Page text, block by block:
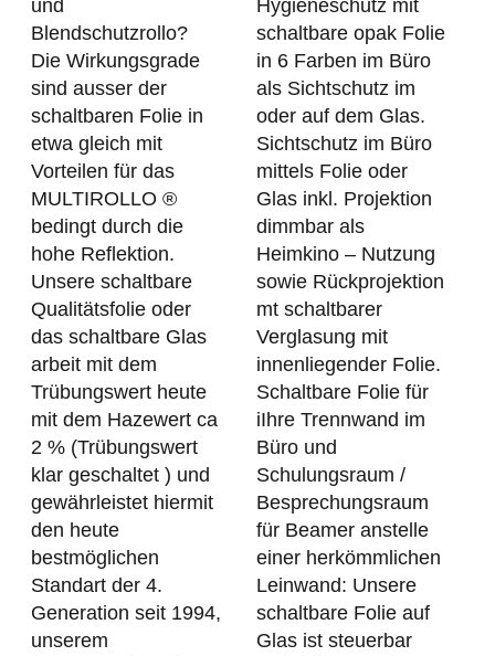
und
Blendschutzrollo?
Die Wirkungsgrade
sind ausser der
schaltbaren Folie in
etwa gleich mit
Vorteilen für das
MULTIROLLO ®
bedingt durch die
hohe Reflektion.
Unsere schaltbare
Qualitätsfolie oder
das schaltbare Glas
arbeit mit dem
Trübungswert heute
mit dem Hazewert ca
2 % (Trübungswert
klar geschaltet ) und
gewährleistet hiermit
den heute
bestmöglichen
Standart der 4.
Generation seit 1994,
unserem
Hygieneschutz mit
schaltbare opak Folie
in 6 Farben im Büro
als Sichtschutz im
oder auf dem Glas.
Sichtschutz im Büro
mittels Folie oder
Glas inkl. Projektion
dimmbar als
Heimkino – Nutzung
sowie Rückprojektion
mt schaltbarer
Verglasung mit
innenliegender Folie.
Schaltbare Folie für
iIhre Trennwand im
Büro und
Schulungsraum /
Besprechungsraum
für Beamer anstelle
einer herkömmlichen
Leinwand: Unsere
schaltbare Folie auf
Glas ist steuerbar